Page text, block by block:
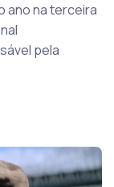
ano na terceira
pela